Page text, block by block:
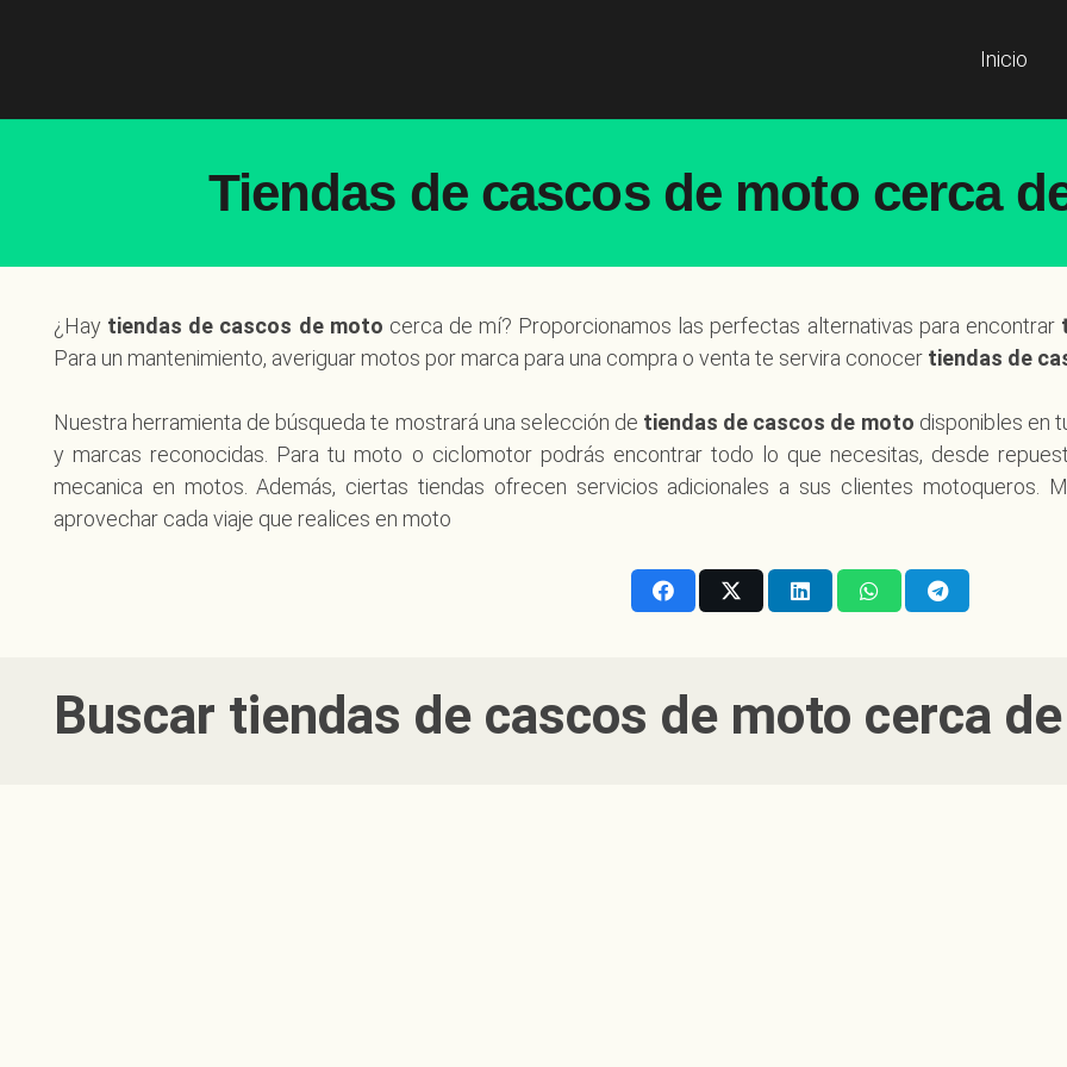
Inicio
Tiendas de cascos de moto cerca
¿Hay tiendas de cascos de moto cerca de mí? Proporcionamos las perfectas alternativas para encontrar
Para un mantenimiento, averiguar motos por marca para una compra o venta te servira conocer tiendas de
Nuestra herramienta de búsqueda te mostrará una selección de tiendas de cascos de moto disponibles en
y marcas reconocidas. Para tu moto o ciclomotor podrás encontrar todo lo que necesitas, desde
mecanica en motos. Además, ciertas tiendas ofrecen servicios adicionales a sus clientes motoqueros.
aprovechar cada viaje que realices en moto
Buscar tiendas de cascos de moto cerca